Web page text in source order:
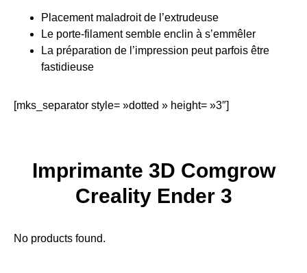
Placement maladroit de l’extrudeuse
Le porte-filament semble enclin à s’emmêler
La préparation de l’impression peut parfois être
fastidieuse
[mks_separator style= »dotted » height= »3″]
Imprimante 3D Comgrow
Creality Ender 3
No products found.